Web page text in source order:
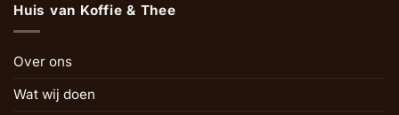
Huis van Koffie & Thee
Over ons
Wat wij doen